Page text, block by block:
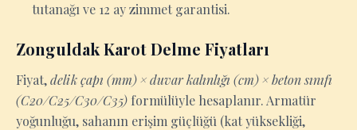
tutanağı ve 12 ay zimmet garantisi.
Zonguldak Karot Delme Fiyatları
Fiyat,delik çapı (mm) × duvar kalınlığı (cm) × beton sınıfı
(C20/C25/C30/C35) formülüyle hesaplanır. Armatür
yoğunluğu, sahanın erişim güçlüğü (kat yüksekliği,